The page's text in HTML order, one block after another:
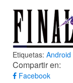
Etiquetas: Android
Compartir en:
Facebook